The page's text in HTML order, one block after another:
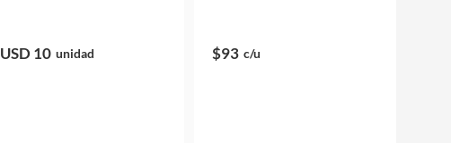
USD 10 unidad $93 c/u